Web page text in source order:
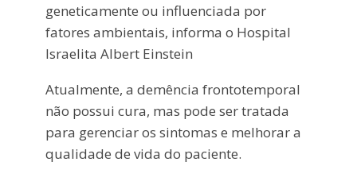
geneticamente ou influenciada por
fatores ambientais, informa o Hospital
Israelita Albert Einstein
Atualmente, a demência frontotemporal
não possui cura, mas pode ser tratada
para gerenciar os sintomas e melhorar a
qualidade de vida do paciente.